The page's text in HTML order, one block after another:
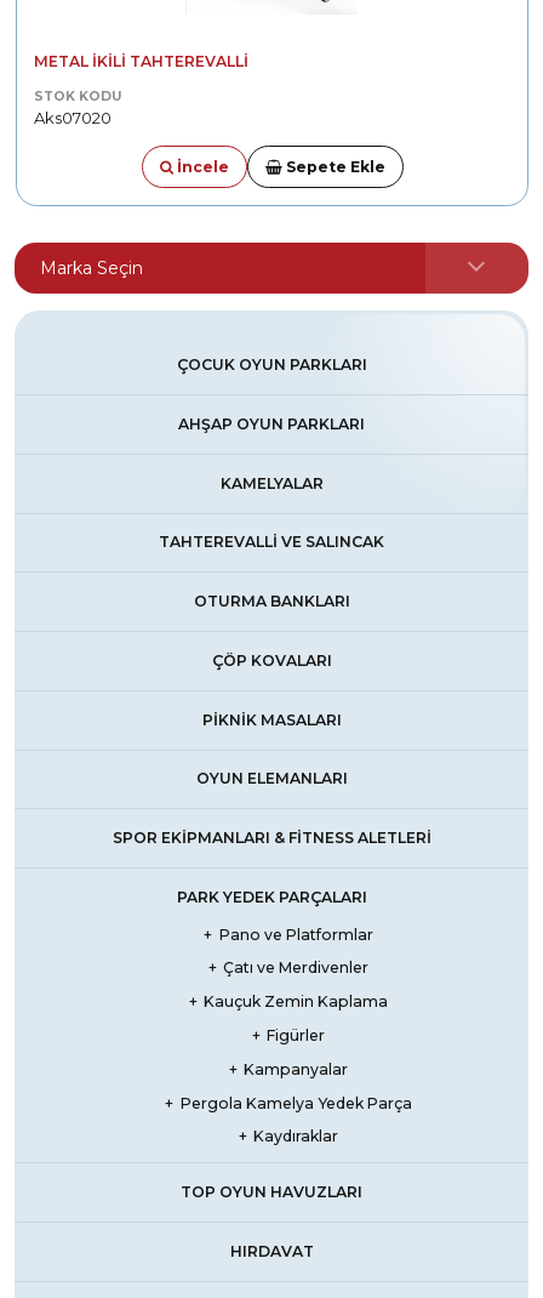
METAL İKILI TAHTEREVALLI
STOK KODU
Aks07020
İncele Sepete Ekle
ÇOCUK OYUN PARKLARI
AHŞAP OYUN PARKLARI
KAMELYALAR
TAHTEREVALLI VE SALINCAK
OTURMA BANKLARI
ÇÖP KOVALARI
PIKNIK MASALARI
OYUN ELEMANLARI
SPOR EKIPMANLARI & FİTNESS ALETLERI
PARK YEDEK PARÇALARI
Pano ve Platformlar
Çatı ve Merdivenler
Kauçuk Zemin Kaplama
Figürler
Kampanyalar
Pergola Kamelya Yedek Parça
Kaydıraklar
TOP OYUN HAVUZLARI
HIRDAVAT